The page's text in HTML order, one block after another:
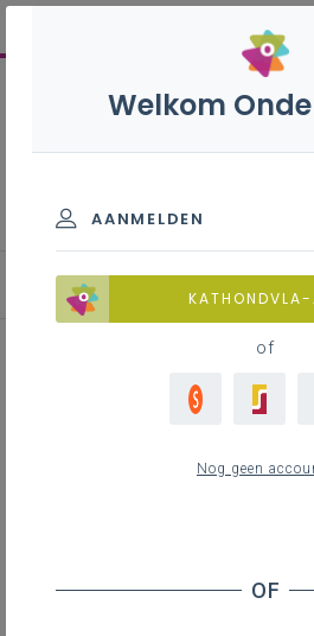
Basisinformatie
Downloads
Welkom
AANMELDEN
of
Nog geen